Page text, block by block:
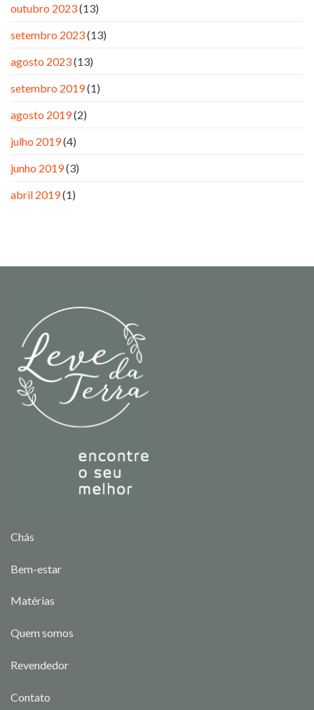
outubro 2023(13)
setembro 2023(13)
agosto 2023(13)
setembro 2019(1)
agosto 2019(2)
julho 2019(4)
junho 2019(3)
abril 2019(1)
Chás
Bem-estar
Matérias
Quem somos
Revendedor
Contato